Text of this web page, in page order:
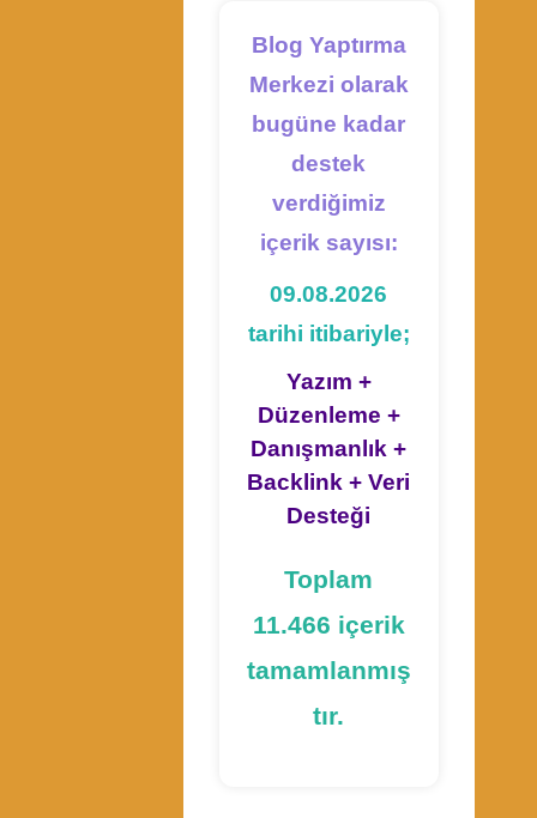
Blog Yaptırma
Merkezi olarak
bugüne kadar
destek
verdiğimiz
içerik sayısı:
09.08.2026
tarihi itibariyle;
Yazım +
Düzenleme +
Danışmanlık +
Backlink + Veri
Desteği
Toplam
11.466 içerik
tamamlanmış
tır.